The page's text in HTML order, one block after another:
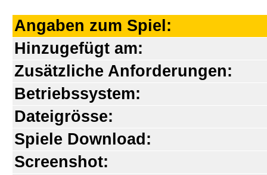
Angaben zum Spiel:
Hinzugefügt am:
Zusätzliche Anforderungen:
Betriebssystem:
Dateigrösse:
Spiele Download:
Screenshot: